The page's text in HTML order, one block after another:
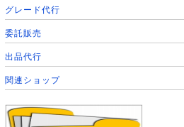
グレード代行
委託販売
出品代行
関連ショップ